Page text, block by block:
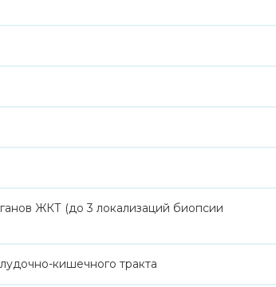
ЖКТ (до 3 локализаций биопсии
кишечного тракта